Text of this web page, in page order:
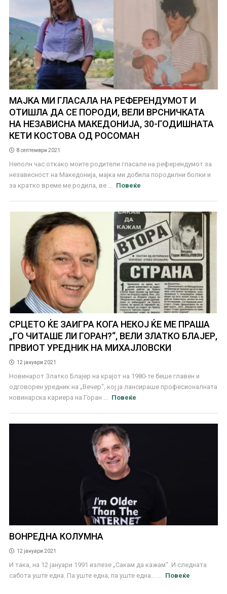
МАЈКА МИ ГЛАСАЛА НА РЕФЕРЕНДУМОТ И
ОТИШЛА ДА СЕ ПОРОДИ, ВЕЛИ ВРСНИЧКАТА
НА НЕЗАВИСНА МАКЕДОНИЈА, 30-ГОДИШНАТА
КЕТИ КОСТОВА ОД РОСОМАН
8 септември 2021
Неполн час откако моите родители гласале на референдумот за
независност на Македонија, мајка ми добила породилни болки и
за кратко време ме родила, ве ...
Повеќе
СРЦЕТО ЌЕ ЗАИГРА КОГА НЕКОЈ ЌЕ МЕ ПРАША
„ГО ЧИТАШЕ ЛИ ГОРАН?“, ВЕЛИ ЗЛАТКО БЛАЈЕР,
ПРВИОТ УРЕДНИК НА МИХАЈЛОВСКИ
12 јануари 2021
Новинарот Златко Блајер на крајот на 1980-те беше главен и
одговорен уредник на „Вечер“, кој ја лансираше професионалната
новинарска кариера на Горан ...
Повеќе
ВОНРЕДНА КОЛУМНА
12 јануари 2021
И така, на 12 јануари 1991 излезе „Сакам да кажам“. И следната
сабота уште една. Па уште една, па уште една... ...
Повеќе